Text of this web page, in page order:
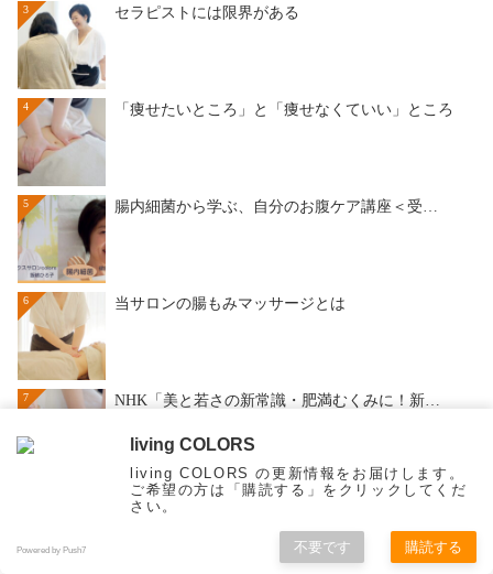
3 セラピストには限界がある
4 「痩せたいところ」と「痩せなくていい」ところ
5 腸内細菌から学ぶ、自分のお腹ケア講座＜受…
6 当サロンの腸もみマッサージとは
7 NHK「美と若さの新常識・肥満むくみに！新…
living COLORS
living COLORS の更新情報をお届けします。
ご希望の方は「購読する」をクリックしてくだ
さい。
Powered by Push7 不要です 購読する